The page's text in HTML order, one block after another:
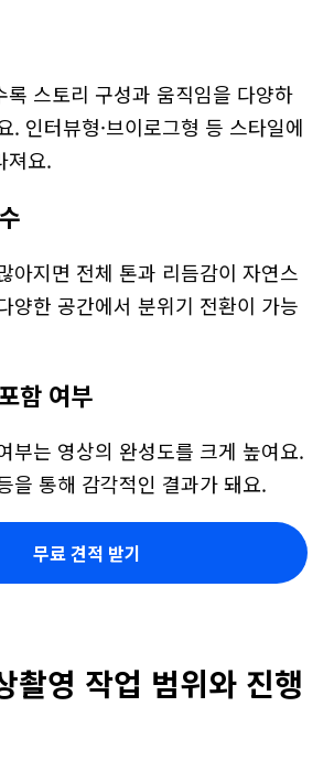
록 스토리 구성과 움직임을 다양하
. 인터뷰형·브이로그형 등 스타일에
져요.
아지면 전체 톤과 리듬감이 자연스
양한 공간에서 분위기 전환이 가능
함 여부
부는 영상의 완성도를 크게 높여요.
을 통해 감각적인 결과가 돼요.
무료 견적 받기
촬영 작업 범위와 진행